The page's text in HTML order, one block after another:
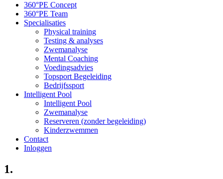
360°PE Concept
360°PE Team
Specialisaties
Physical training
Testing & analyses
Zwemanalyse
Mental Coaching
Voedingsadvies
Topsport Begeleiding
Bedrijfssport
Intelligent Pool
Intelligent Pool
Zwemanalyse
Reserveren (zonder begeleiding)
Kinderzwemmen
Contact
Inloggen
1.